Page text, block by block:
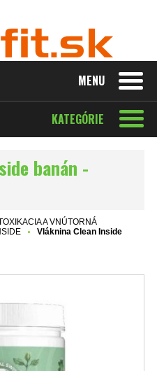
MENU
KATEGÓRIE
banán -
A VNÚTORNÁ
Vláknina Clean Inside